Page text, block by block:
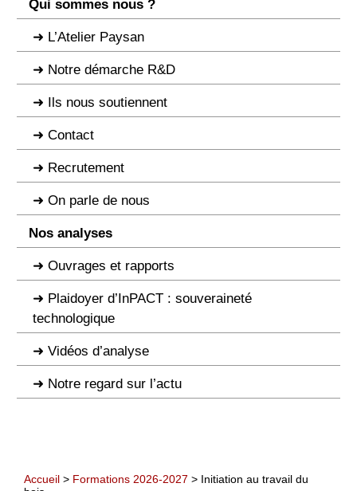
Qui sommes nous ?
L’Atelier Paysan
Notre démarche R&D
Ils nous soutiennent
Contact
Recrutement
On parle de nous
Nos analyses
Ouvrages et rapports
Plaidoyer d’InPACT : souveraineté
technologique
Vidéos d’analyse
Notre regard sur l’actu
Accueil > Formations 2026-2027 > Initiation au travail du